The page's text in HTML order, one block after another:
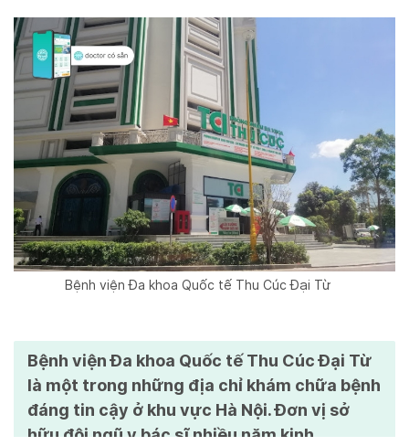
Bệnh viện Đa khoa Quốc tế Thu Cúc Đại Từ
Bệnh viện Đa khoa Quốc tế Thu Cúc Đại Từ
là một trong những địa chỉ khám chữa bệnh
đáng tin cậy ở khu vực Hà Nội. Đơn vị sở
hữu đội ngũ y bác sĩ nhiều năm kinh